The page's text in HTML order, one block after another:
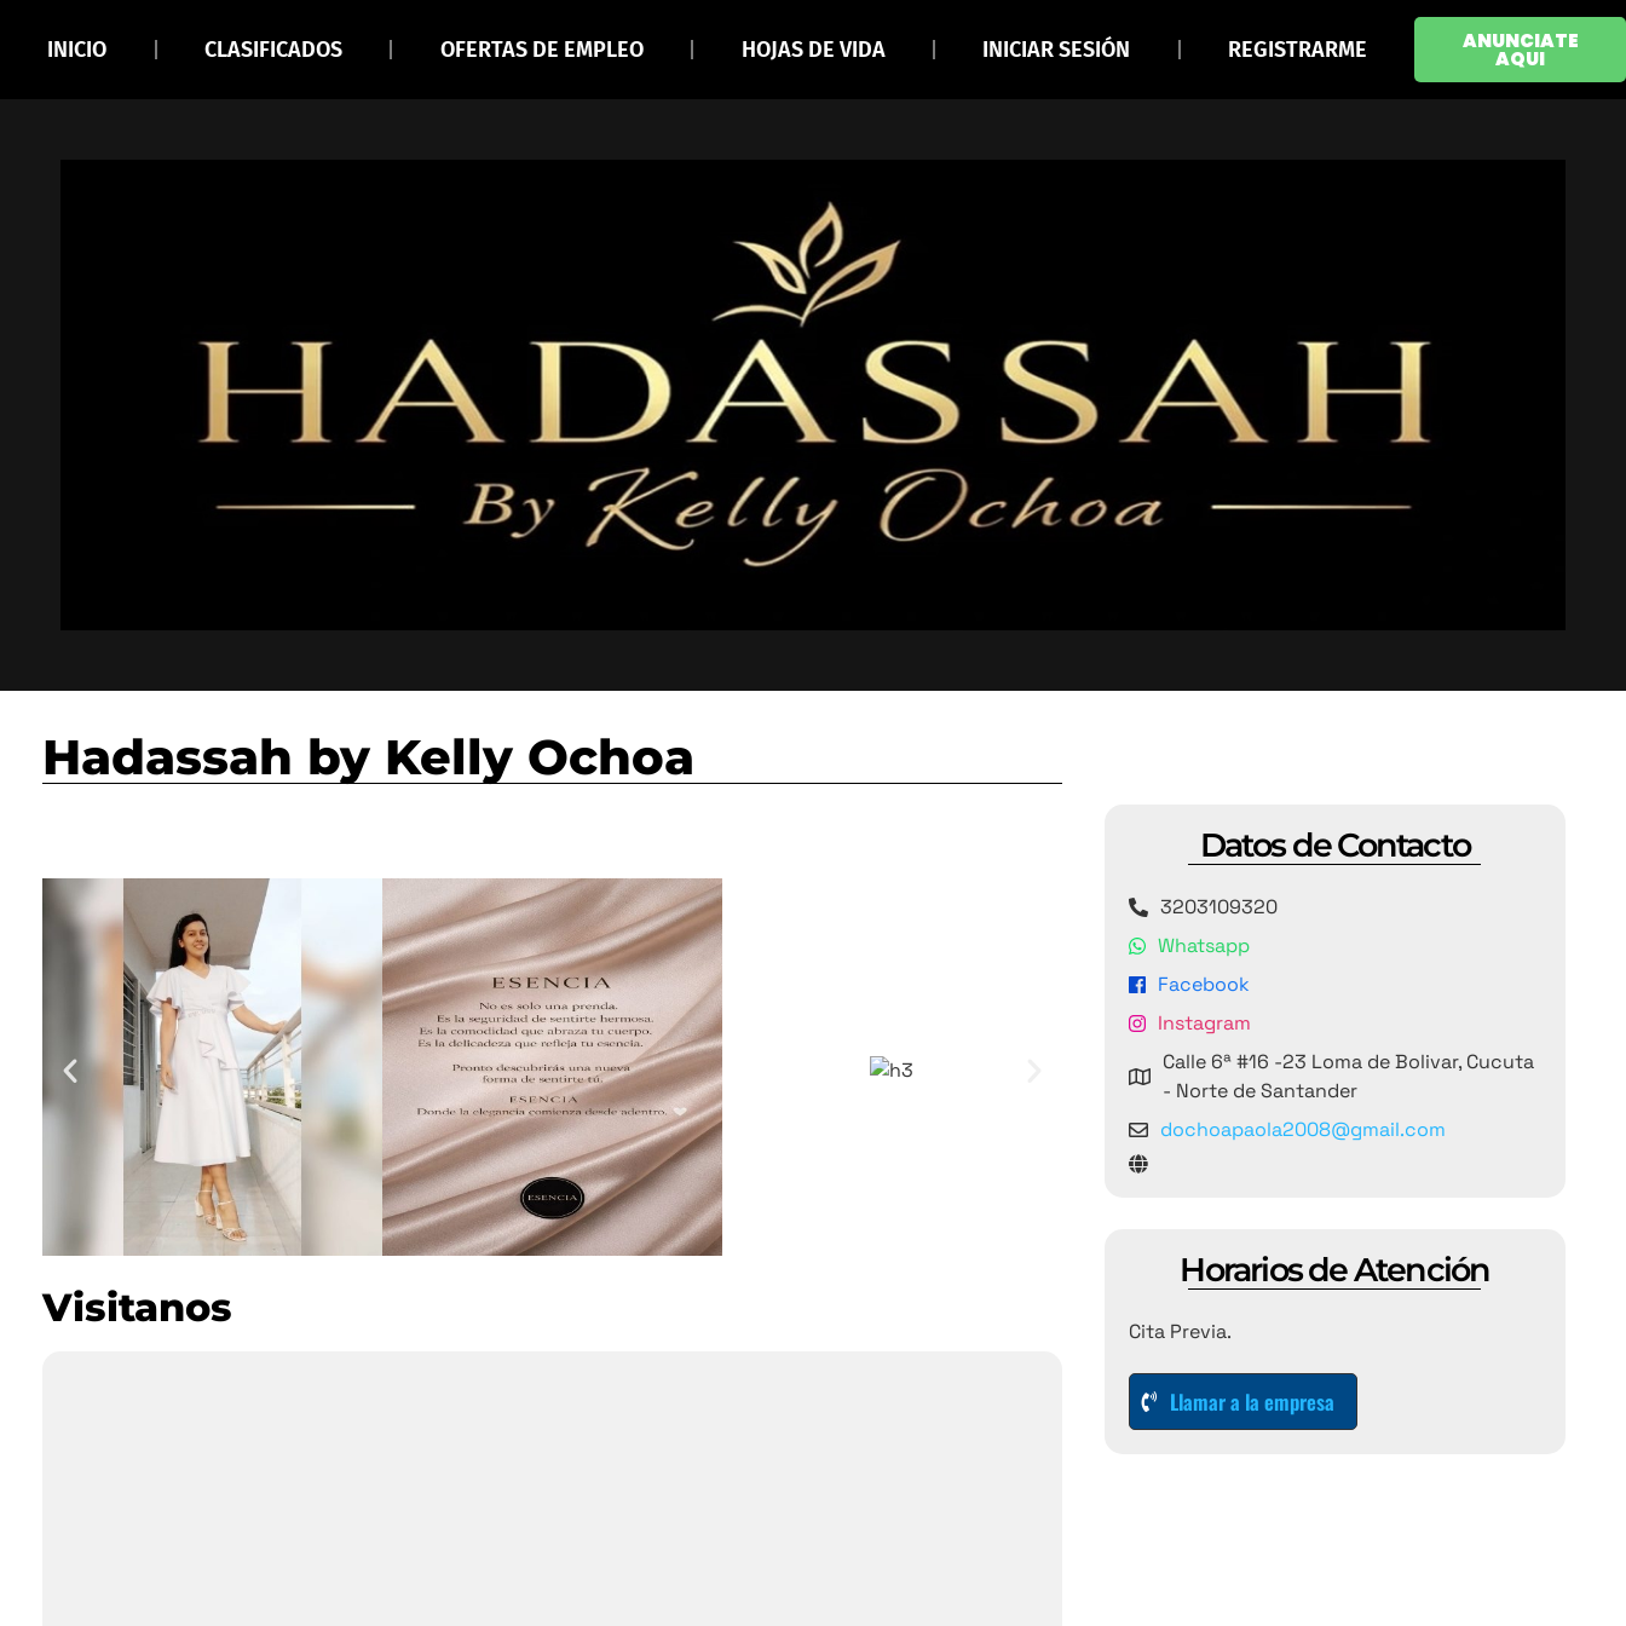
INICIO CLASIFICADOS OFERTAS DE EMPLEO HOJAS DE VIDA INICIAR SESIÓN REGISTRARME ANUNCIATE
AQUI
Hadassah by Kelly Ochoa
Visitanos
Datos de Contacto
3203109320
Whatsapp
Facebook
Instagram
Calle 6ª #16 -23 Loma de Bolivar, Cucuta
- Norte de Santander
dochoapaola2008@gmail.com
Horarios de Atención
Cita Previa.
Llamar a la empresa